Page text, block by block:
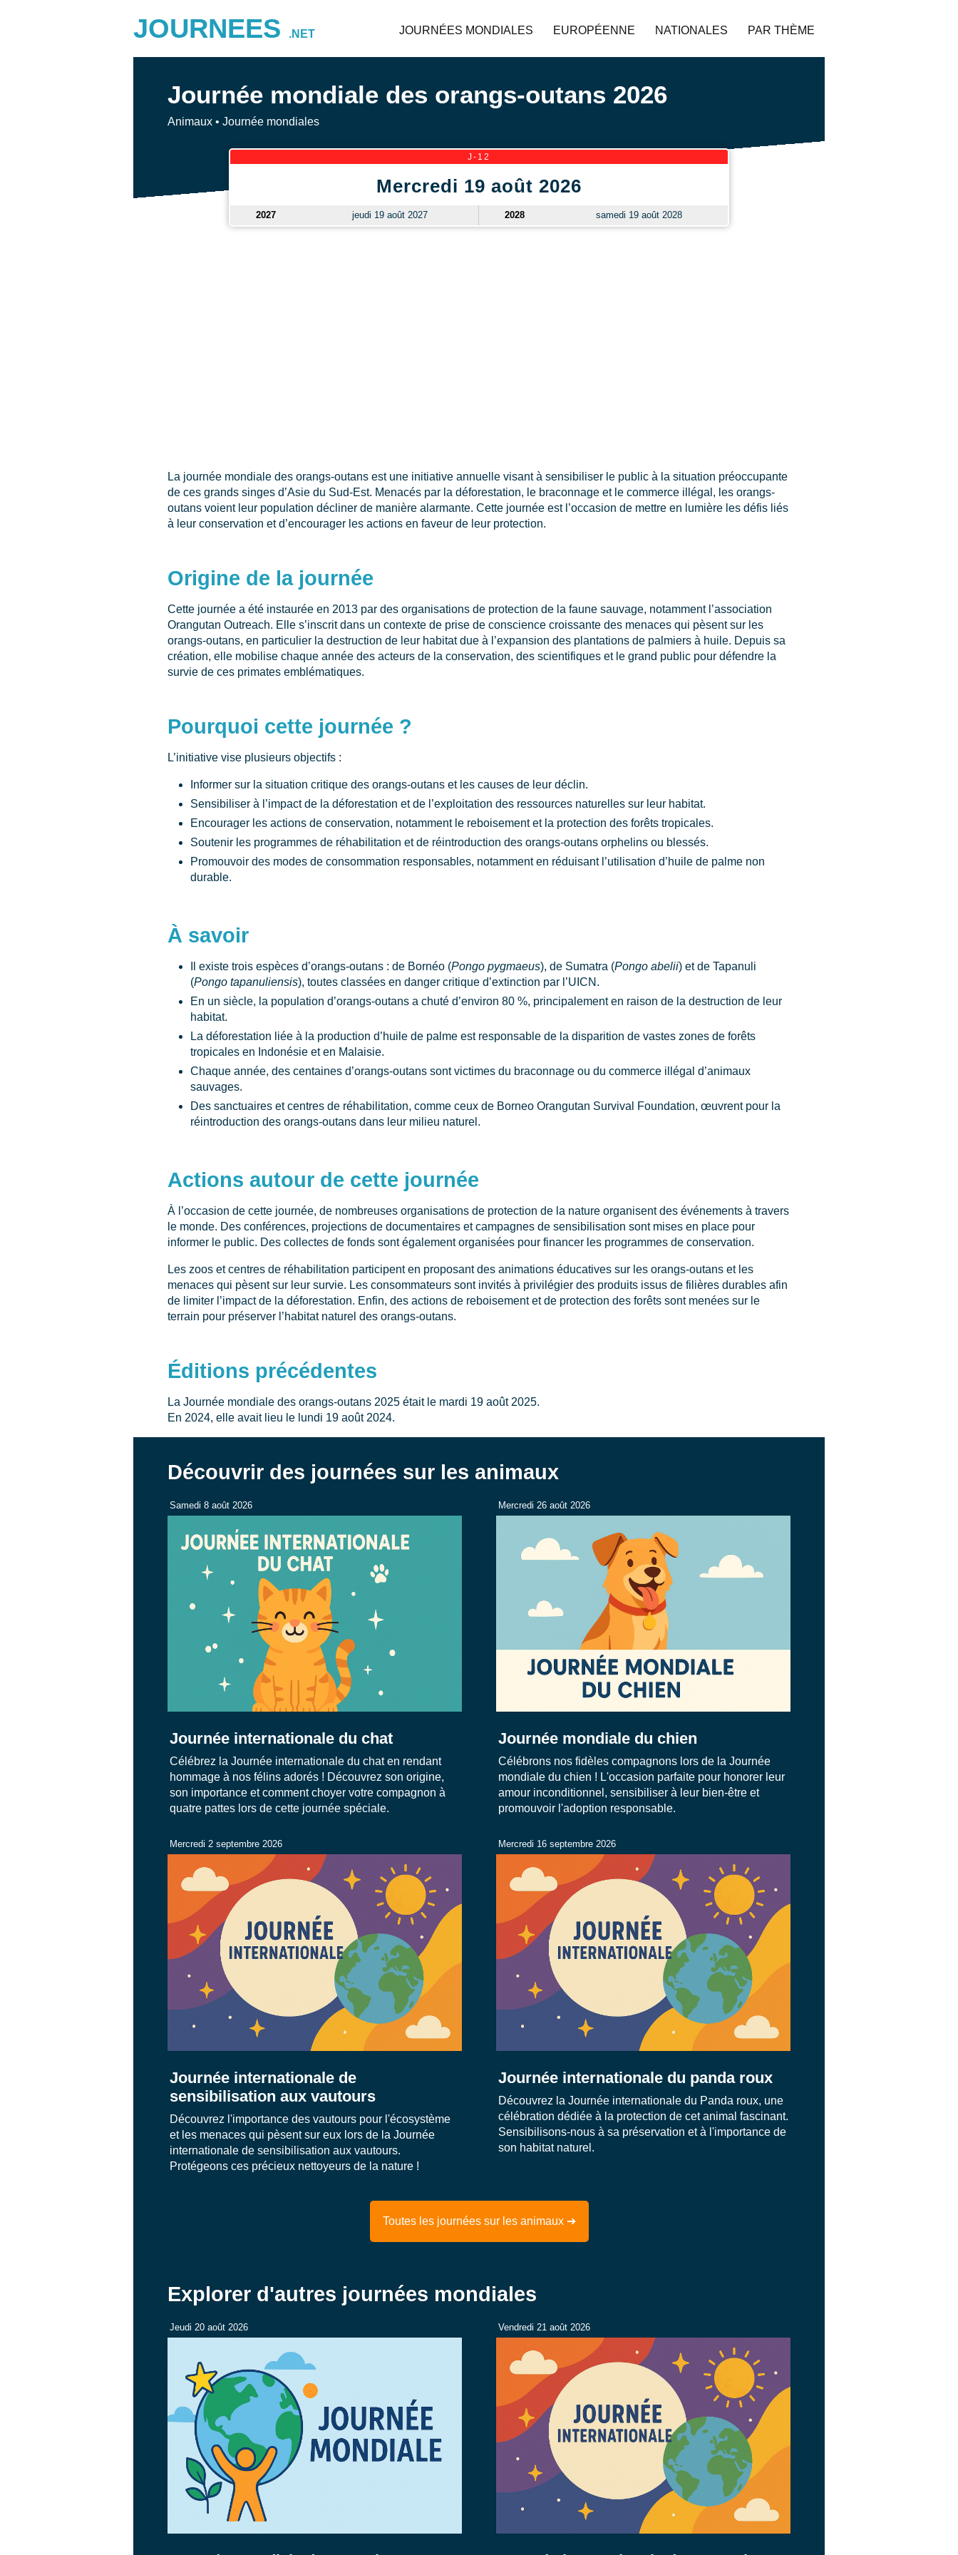
JOURNEES .NET JOURNÉES MONDIALES EUROPÉENNE NATIONALES PAR THÈME
Journée mondiale des orangs-outans 2026
Animaux • Journée mondiales
J-12
Mercredi 19 août 2026
2027 jeudi 19 août 2027 2028 samedi 19 août 2028
La journée mondiale des orangs-outans est une initiative annuelle visant à sensibiliser le public à la situation préoccupante
de ces grands singes d’Asie du Sud-Est. Menacés par la déforestation, le braconnage et le commerce illégal, les orangs-
outans voient leur population décliner de manière alarmante. Cette journée est l’occasion de mettre en lumière les défis liés
à leur conservation et d’encourager les actions en faveur de leur protection.
Origine de la journée
Cette journée a été instaurée en 2013 par des organisations de protection de la faune sauvage, notamment l’association
Orangutan Outreach. Elle s’inscrit dans un contexte de prise de conscience croissante des menaces qui pèsent sur les
orangs-outans, en particulier la destruction de leur habitat due à l’expansion des plantations de palmiers à huile. Depuis sa
création, elle mobilise chaque année des acteurs de la conservation, des scientifiques et le grand public pour défendre la
survie de ces primates emblématiques.
Pourquoi cette journée ?
L’initiative vise plusieurs objectifs :
Informer sur la situation critique des orangs-outans et les causes de leur déclin.
Sensibiliser à l’impact de la déforestation et de l’exploitation des ressources naturelles sur leur habitat.
Encourager les actions de conservation, notamment le reboisement et la protection des forêts tropicales.
Soutenir les programmes de réhabilitation et de réintroduction des orangs-outans orphelins ou blessés.
Promouvoir des modes de consommation responsables, notamment en réduisant l’utilisation d’huile de palme non
durable.
À savoir
Il existe trois espèces d’orangs-outans : de Bornéo (Pongo pygmaeus), de Sumatra (Pongo abelii) et de Tapanuli
(Pongo tapanuliensis), toutes classées en danger critique d’extinction par l’UICN.
En un siècle, la population d’orangs-outans a chuté d’environ 80 %, principalement en raison de la destruction de leur
habitat.
La déforestation liée à la production d’huile de palme est responsable de la disparition de vastes zones de forêts
tropicales en Indonésie et en Malaisie.
Chaque année, des centaines d’orangs-outans sont victimes du braconnage ou du commerce illégal d’animaux
sauvages.
Des sanctuaires et centres de réhabilitation, comme ceux de Borneo Orangutan Survival Foundation, œuvrent pour la
réintroduction des orangs-outans dans leur milieu naturel.
Actions autour de cette journée
À l’occasion de cette journée, de nombreuses organisations de protection de la nature organisent des événements à travers
le monde. Des conférences, projections de documentaires et campagnes de sensibilisation sont mises en place pour
informer le public. Des collectes de fonds sont également organisées pour financer les programmes de conservation.
Les zoos et centres de réhabilitation participent en proposant des animations éducatives sur les orangs-outans et les
menaces qui pèsent sur leur survie. Les consommateurs sont invités à privilégier des produits issus de filières durables afin
de limiter l’impact de la déforestation. Enfin, des actions de reboisement et de protection des forêts sont menées sur le
terrain pour préserver l’habitat naturel des orangs-outans.
Éditions précédentes
La Journée mondiale des orangs-outans 2025 était le mardi 19 août 2025.
En 2024, elle avait lieu le lundi 19 août 2024.
Découvrir des journées sur les animaux
Samedi 8 août 2026
Journée internationale du chat
Célébrez la Journée internationale du chat en rendant
hommage à nos félins adorés ! Découvrez son origine,
son importance et comment choyer votre compagnon à
quatre pattes lors de cette journée spéciale.
Mercredi 26 août 2026
Journée mondiale du chien
Célébrons nos fidèles compagnons lors de la Journée
mondiale du chien ! L'occasion parfaite pour honorer leur
amour inconditionnel, sensibiliser à leur bien-être et
promouvoir l'adoption responsable.
Mercredi 2 septembre 2026
Journée internationale de
sensibilisation aux vautours
Découvrez l'importance des vautours pour l'écosystème
et les menaces qui pèsent sur eux lors de la Journée
internationale de sensibilisation aux vautours.
Protégeons ces précieux nettoyeurs de la nature !
Mercredi 16 septembre 2026
Journée internationale du panda roux
Découvrez la Journée internationale du Panda roux, une
célébration dédiée à la protection de cet animal fascinant.
Sensibilisons-nous à sa préservation et à l'importance de
son habitat naturel.
Toutes les journées sur les animaux ➔
Explorer d'autres journées mondiales
Jeudi 20 août 2026 Vendredi 21 août 2026